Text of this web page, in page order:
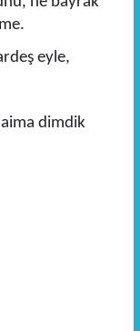
eyle,
dimdik